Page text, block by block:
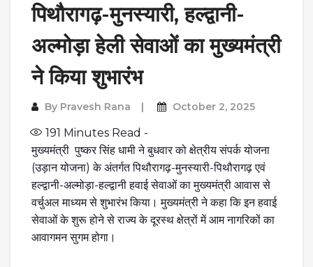
पिथौरागढ़-मुनस्यारी, हल्द्वानी-
अल्मोड़ा हेली सेवाओं का मुख्यमंत्री
ने किया शुभारंभ
By Pravesh Rana October 2, 2025
191 Minutes Read -
मुख्यमंत्री पुष्कर सिंह धामी ने बुधवार को क्षेत्रीय संपर्क योजना
(उड़ान योजना) के अंतर्गत पिथौरागढ़-मुनस्यारी-पिथौरागढ़ एवं
हल्द्वानी-अल्मोड़ा-हल्द्वानी हवाई सेवाओं का मुख्यमंत्री आवास से
वर्चुअल माध्यम से शुभारंभ किया। मुख्यमंत्री ने कहा कि इन हवाई
सेवाओं के शुरू होने से राज्य के दूरस्थ क्षेत्रों में आम नागरिकों का
आवागमन सुगम होगा।